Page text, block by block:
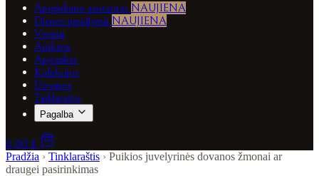
Apsipirkimo asistentas NAUJIENA
Dienos pasiūlymai NAUJIENA
Vėriniai
Auskarai
Apyrankės
Kolekcijos
Dovanos
Tinklaraštis
Pagalba
0,00 €
Pradžia › Tinklaraštis › Puikios juvelyrinės dovanos žmonai ar
draugei pasirinkimas